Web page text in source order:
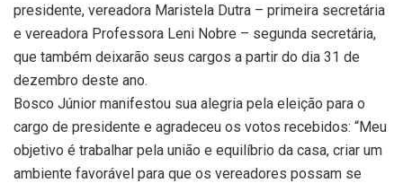
presidente, vereadora Maristela Dutra – primeira secretária
e vereadora Professora Leni Nobre – segunda secretária,
que também deixarão seus cargos a partir do dia 31 de
dezembro deste ano.
Bosco Júnior manifestou sua alegria pela eleição para o
cargo de presidente e agradeceu os votos recebidos: “Meu
objetivo é trabalhar pela união e equilíbrio da casa, criar um
ambiente favorável para que os vereadores possam se